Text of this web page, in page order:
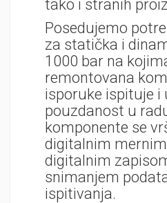
tako i stranih
Posedujemo
za statička i
1000 bar na
remontovana
isporuke ispituje
pouzdanost u
komponente se
digitalnim
digitalnim
snimanjem
ispitivanja.